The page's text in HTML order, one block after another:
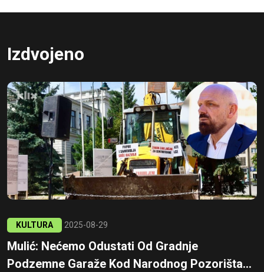
Izdvojeno
KULTURA 2025-08-29
Mulić: Nećemo Odustati Od Gradnje
Podzemne Garaže Kod Narodnog Pozorišta...